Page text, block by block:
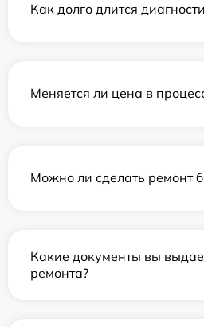
Как долго длится
Меняется ли цена в
Можно ли сделать ремонт
Какие документы вы
ремонта?